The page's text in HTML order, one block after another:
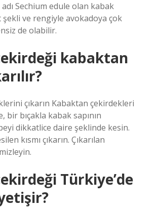
Sechium edule olan kabak
ve rengiyle avokadoya çok
de olabilir.
kabaktan
çıkarın Kabaktan çekirdekleri
bir bıçakla kabak sapının
dikkatlice daire şeklinde kesin.
kısmı çıkarın. Çıkarılan
Türkiye’de